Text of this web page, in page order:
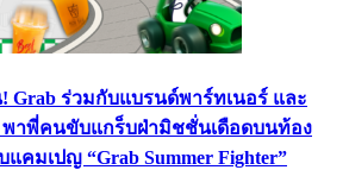
Grab ร่วมกับแบรนด์พาร์ทเนอร์ และ
พาพี่คนขับแกร็บฝ่ามิชชั่นเดือดบนท้อง
คมเปญ “Grab Summer Fighter”